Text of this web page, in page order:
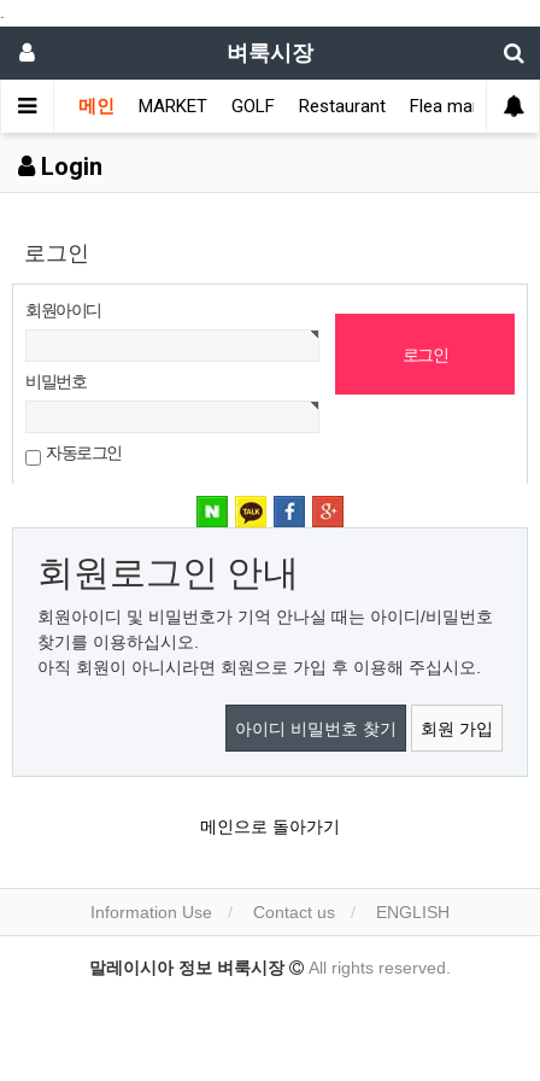
.
벼룩시장
메인 MARKET GOLF Restaurant Flea market
Login
로그인
회원아이디
비밀번호
자동로그인
네이버 로그인
카카오 로그인
페이스북 로그인
구글 로그인
회원로그인 안내
회원아이디 및 비밀번호가 기억 안나실 때는 아이디/비밀번호
찾기를 이용하십시오.
아직 회원이 아니시라면 회원으로 가입 후 이용해 주십시오.
아이디 비밀번호 찾기 회원 가입
메인으로 돌아가기
Information Use Contact us ENGLISH
말레이시아 정보 벼룩시장 All rights reserved.